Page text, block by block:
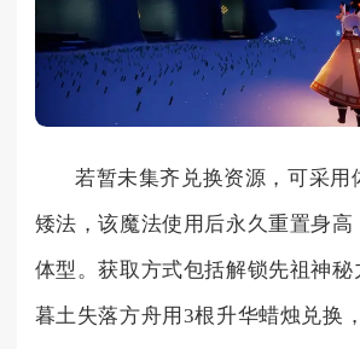
若暂未集齐兑换资源，可采用
矮法，该魔法使用后永久重置身高
体型。获取方式包括解锁先祖神秘
暮土失落方舟用3根升华蜡烛兑换